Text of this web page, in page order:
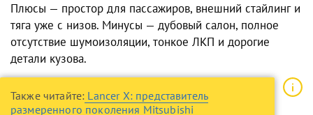
Плюсы — простор для пассажиров, внешний стайлинг и
тяга уже с низов. Минусы — дубовый салон, полное
отсутствие шумоизоляции, тонкое ЛКП и дорогие
детали кузова.
Также читайте: Lancer X: представитель
размеренного поколения Mitsubishi